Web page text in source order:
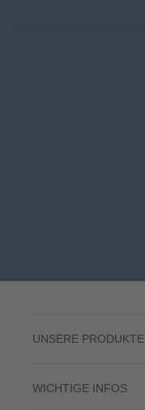
UNSERE PRODUKTE
WICHTIGE INFOS